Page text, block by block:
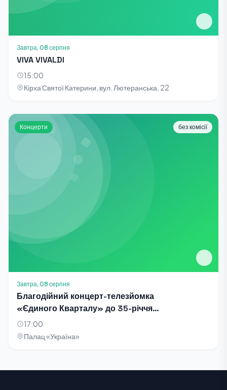
Завтра, 08 серпня
VIVA VIVALDI
15:00
Кірха Святої Катерини, вул. Лютеранська, 22
Концерти без комісії
Завтра, 08 серпня
Благодійний концерт-телезйомка
«Єдиного Кварталу» до 35-річчя
Незалежності України
17:00
Палац «Україна»